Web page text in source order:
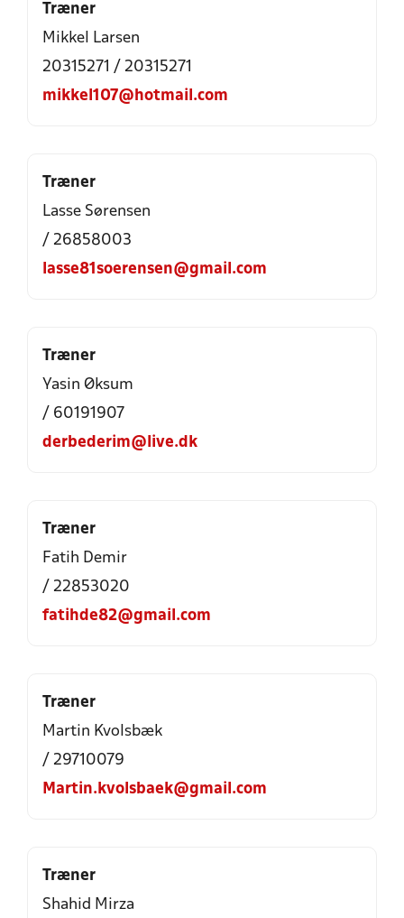
Træner
Mikkel Larsen
20315271 / 20315271
mikkel107@hotmail.com
Træner
Lasse Sørensen
/ 26858003
lasse81soerensen@gmail.com
Træner
Yasin Øksum
/ 60191907
derbederim@live.dk
Træner
Fatih Demir
/ 22853020
fatihde82@gmail.com
Træner
Martin Kvolsbæk
/ 29710079
Martin.kvolsbaek@gmail.com
Træner
Shahid Mirza